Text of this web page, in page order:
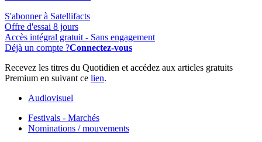
S'abonner à Satellifacts
Offre d'essai 8 jours
Accès intégral gratuit - Sans engagement
Déjà un compte ?Connectez-vous
Recevez les titres du Quotidien et accédez aux articles gratuits
Premium en suivant ce lien.
Audiovisuel
Festivals - Marchés
Nominations / mouvements